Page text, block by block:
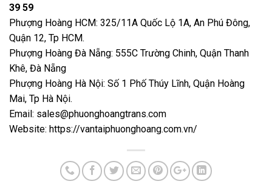
39 59
Phượng Hoàng HCM: 325/11A Quốc Lộ 1A, An Phú Đông,
Quận 12, Tp HCM.
Phượng Hoàng Đà Nẵng: 555C Trường Chinh, Quận Thanh
Khê, Đà Nẵng
Phượng Hoàng Hà Nội: Số 1 Phố Thúy Lĩnh, Quận Hoàng
Mai, Tp Hà Nội.
Email: sales@phuonghoangtrans.com
Website: https://vantaiphuonghoang.com.vn/